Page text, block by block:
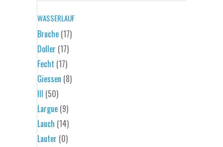
WASSERLAUF
Bruche (17)
Doller (17)
Fecht (17)
Giessen (8)
Ill (50)
Largue (9)
Lauch (14)
Lauter (0)